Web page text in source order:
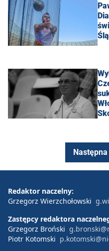
Redaktor naczelny:
Grzegorz Wierzchołowski
Zastępcy redaktora
Grzegorz Broński
Piotr Kotomski